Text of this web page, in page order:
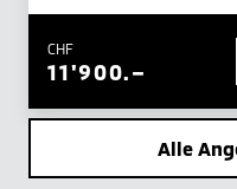
CHF
11'900.–
Alle